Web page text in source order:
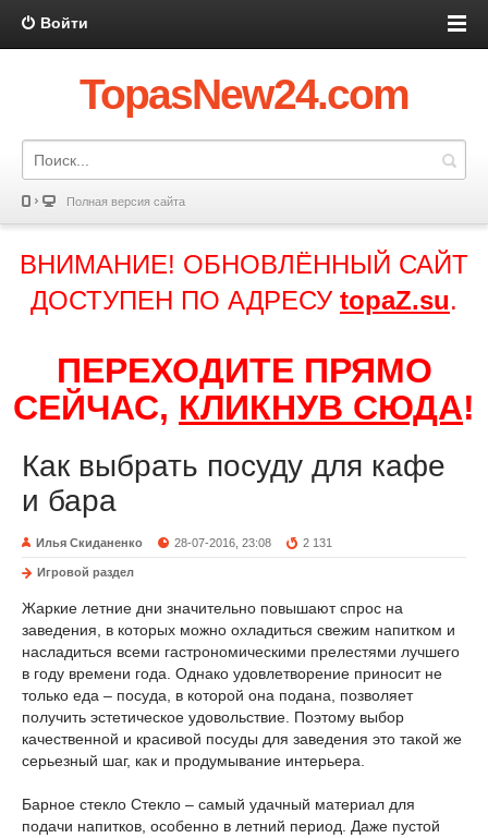
Войти
TopasNew24.com
Полная версия сайта
ВНИМАНИЕ! ОБНОВЛЁННЫЙ САЙТ
ДОСТУПЕН ПО АДРЕСУ topaZ.su.
ПЕРЕХОДИТЕ ПРЯМО
СЕЙЧАС, КЛИКНУВ СЮДА!
Как выбрать посуду для кафе
и бара
Илья Скиданенко 28-07-2016, 23:08 2 131
Игровой раздел
Жаркие летние дни значительно повышают спрос на
заведения, в которых можно охладиться свежим напитком и
насладиться всеми гастрономическими прелестями лучшего
в году времени года. Однако удовлетворение приносит не
только еда – посуда, в которой она подана, позволяет
получить эстетическое удовольствие. Поэтому выбор
качественной и красивой посуды для заведения это такой же
серьезный шаг, как и продумывание интерьера.
Барное стекло Стекло – самый удачный материал для
подачи напитков, особенно в летний период. Даже пустой